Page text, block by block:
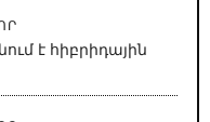
է հիբրիդային